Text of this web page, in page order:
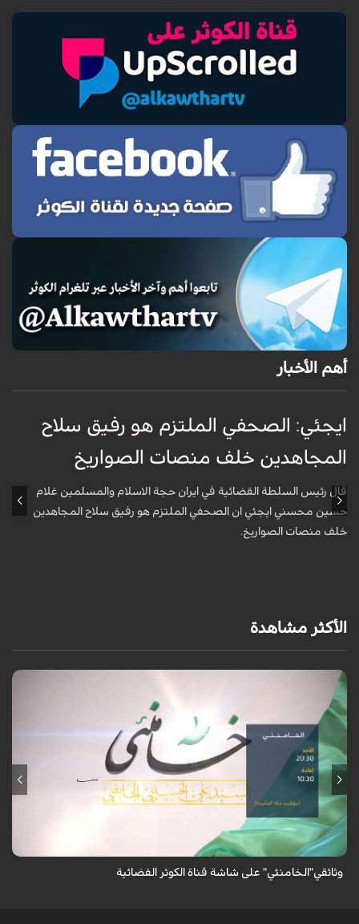
أهم الأخبار
ايجئي: الصحفي الملتزم هو رفيق سلاح
المجاهدين خلف منصات الصواريخ
قال رئيس السلطة القضائية في ايران حجة الاسلام والمسلمين غلام
حسين محسني ايجئي ان الصحفي الملتزم هو رفيق سلاح المجاهدين
خلف منصات الصواريخ.
الأكثر مشاهدة
وثائقي" الخامنئي" يأتيكم يوم الاحد عند الساعة 20:30 بتوقيت مكة المكرمة على
شاشة قناة الكوثر الفضائية ويعاد عند الساعة 10:30 بتوقيت مكة المكرمة.
وثائقي"الخامنئي" على شاشة قناة الكوثر الفضائية